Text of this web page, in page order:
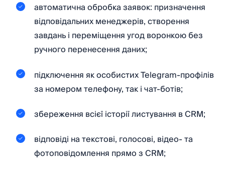
автоматична обробка заявок: призначення
відповідальних менеджерів, створення
завдань і переміщення угод воронкою без
ручного перенесення даних;
підключення як особистих Telegram-профілів
за номером телефону, так і чат-ботів;
збереження всієї історії листування в CRM;
відповіді на текстові, голосові, відео- та
фотоповідомлення прямо з CRM;